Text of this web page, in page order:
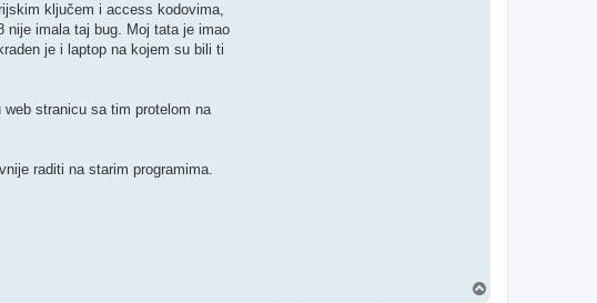
ključem i access kodovima,
nije imala taj bug. Moj tata je imao
je i laptop na kojem su bili ti
stranicu sa tim protelom na
raditi na starim programima.